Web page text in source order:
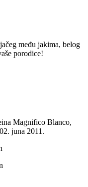
među jakima, belog
porodice!
Magnifico Blanco,
juna 2011.